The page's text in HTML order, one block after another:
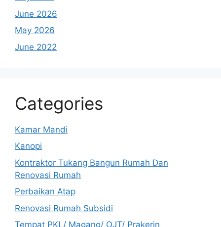
June 2026
May 2026
June 2022
Categories
Kamar Mandi
Kanopi
Kontraktor Tukang Bangun Rumah Dan
Renovasi Rumah
Perbaikan Atap
Renovasi Rumah Subsidi
Tempat PKL/ Magang/ OJT/ Prakerin